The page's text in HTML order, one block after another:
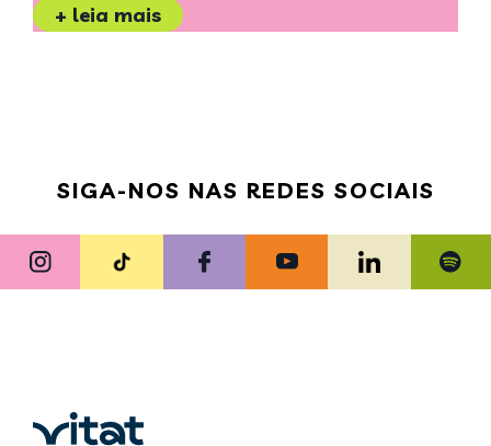
+ leia mais
SIGA-NOS NAS REDES SOCIAIS